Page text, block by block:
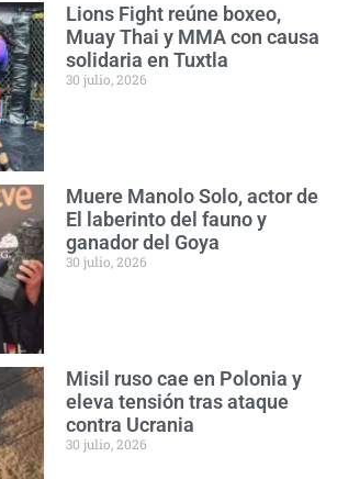
Lions Fight reúne boxeo,
Muay Thai y MMA con causa
solidaria en Tuxtla
30 julio, 2026
Muere Manolo Solo, actor de
El laberinto del fauno y
ganador del Goya
30 julio, 2026
Misil ruso cae en Polonia y
eleva tensión tras ataque
contra Ucrania
30 julio, 2026